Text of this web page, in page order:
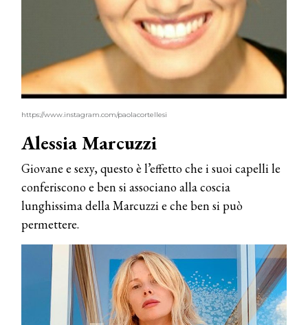
https://www.instagram.com/paolacortellesi
Alessia Marcuzzi
Giovane e sexy, questo è l’effetto che i suoi capelli le
conferiscono e ben si associano alla coscia
lunghissima della Marcuzzi e che ben si può
permettere.